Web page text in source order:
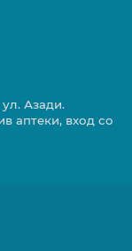
Азади.
аптеки, вход со